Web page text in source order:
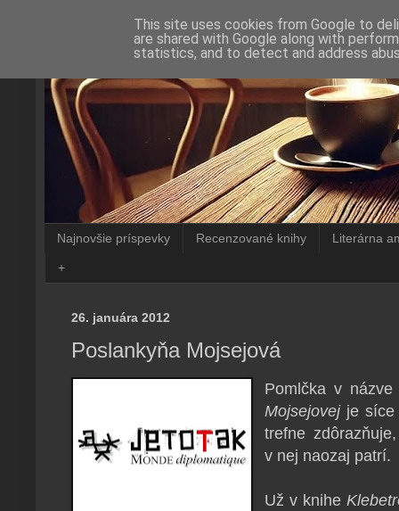
Najnovšie príspevky Recenzované knihy Literárna
+
26. januára 2012
Poslankyňa Mojsejová
Pomlčka v
Mojsejovejje síce
trefne
v nej naozaj patrí.
Už v knihe
This site uses cookies from Google to
are shared with Google along with
statistics, and to detect and address